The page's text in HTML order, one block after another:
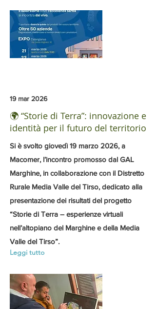
19 mar 2026
🌍 “Storie di Terra”: innovazione e
identità per il futuro del territorio
Si è svolto giovedì 19 marzo 2026, a
Macomer, l’incontro promosso dal GAL
Marghine, in collaborazione con il Distretto
Rurale Media Valle del Tirso, dedicato alla
presentazione dei risultati del progetto
“Storie di Terra – esperienze virtuali
nell’altopiano del Marghine e della Media
Valle del Tirso”.
Leggi tutto